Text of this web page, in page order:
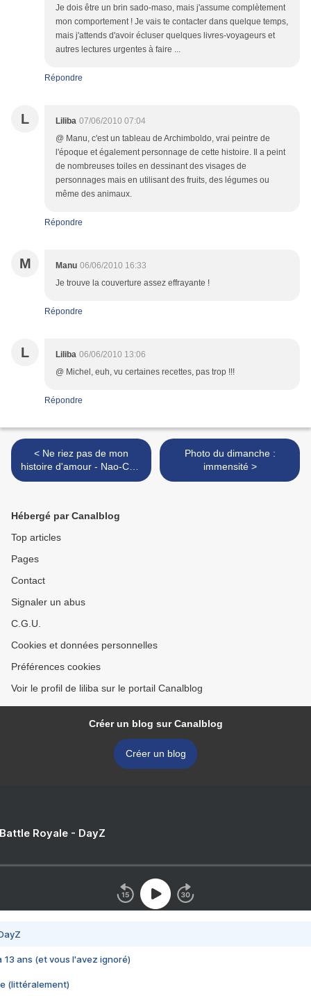
Je dois être un brin sado-maso, mais j'assume complètement
mon comportement ! Je vais te contacter dans quelque temps,
mais j'attends d'avoir écluser quelques livres-voyageurs et
autres lectures urgentes à faire ...
Répondre
L Liliba 07/06/2010 07:04
@ Manu, c'est un tableau de Archimboldo, vrai peintre de
l'époque et également personnage de cette histoire. Il a peint
de nombreuses toiles en dessinant des visages de
personnages mais en utilisant des fruits, des légumes ou
même des animaux.
Répondre
M Manu 06/06/2010 16:33
Je trouve la couverture assez effrayante !
Répondre
L Liliba 06/06/2010 13:06
@ Michel, euh, vu certaines recettes, pas trop !!!
Répondre
< Ne riez pas de mon
histoire d'amour - Nao-Cola
YAMAZAKI
Photo du dimanche :
immensité >
Hébergé par Canalblog
Top articles
Pages
Contact
Signaler un abus
C.G.U.
Cookies et données personnelles
Préférences cookies
Voir le profil de liliba sur le portail Canalblog
Créer un blog sur Canalblog
Créer un blog
Royale - DayZ
13 ans (et vous l'avez ignoré)
(littéralement)